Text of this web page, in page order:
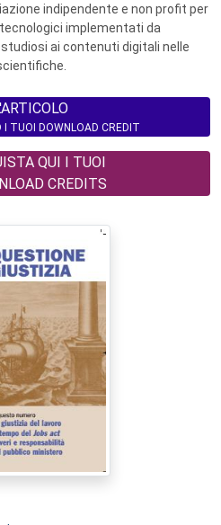
indipendente e non profit per
implementati da
ai contenuti digitali nelle
TUOI DOWNLOAD CREDIT
QUI I TUOI
CREDITS